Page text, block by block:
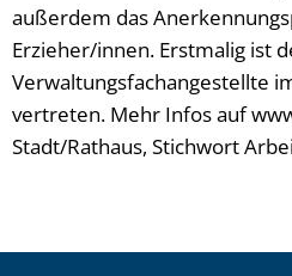
außerdem das
Erzieher/innen. Erstmalig ist
Verwaltungsfachangestellte
vertreten. Mehr Infos auf
Stadt/Rathaus, Stichwort